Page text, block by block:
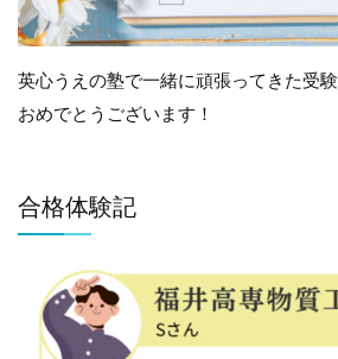
英心うえの塾で一緒に頑張ってきた受験
おめでとうございます！
合格体験記